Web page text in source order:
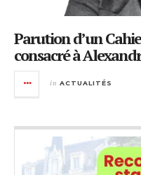
Parution d’un
consacré à
in ACTUALITÉS